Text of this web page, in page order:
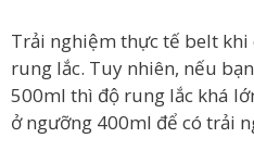
Trải nghiệm thực tế belt khi
rung lắc. Tuy nhiên, nếu
500ml thì độ rung lắc khá
ở ngưỡng 400ml để có trải